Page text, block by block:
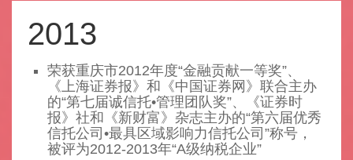
2013
荣获重庆市2012年度“金融贡献一等奖”、
《上海证券报》和《中国证券网》联合主办
的“第七届诚信托•管理团队奖”、《证券时
报》社和《新财富》杂志主办的“第六届优秀
信托公司•最具区域影响力信托公司”称号，
被评为2012-2013年“A级纳税企业”